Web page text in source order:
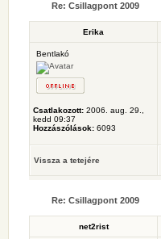
Re: Csillagpont 2009
Erika
Bentlakó
Csatlakozott: 2006. aug. 29.,
kedd 09:37
Hozzászólások: 6093
Vissza a tetejére
Re: Csillagpont 2009
net2rist